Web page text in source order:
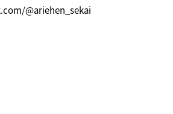
@ariehen_sekai